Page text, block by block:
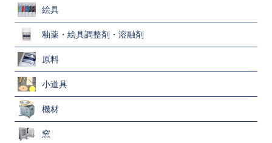
絵具
釉薬・絵具調整剤・溶融剤
原料
小道具
機材
窯